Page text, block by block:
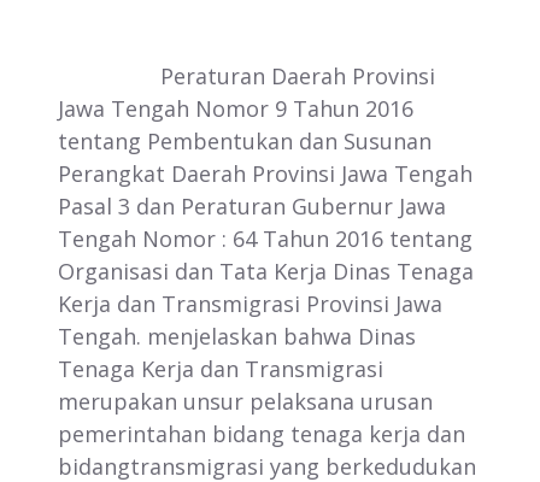
Peraturan Daerah Provinsi
Jawa Tengah Nomor 9 Tahun 2016
tentang Pembentukan dan Susunan
Perangkat Daerah Provinsi Jawa Tengah
Pasal 3 dan Peraturan Gubernur Jawa
Tengah Nomor : 64 Tahun 2016 tentang
Organisasi dan Tata Kerja Dinas Tenaga
Kerja dan Transmigrasi Provinsi Jawa
Tengah. menjelaskan bahwa Dinas
Tenaga Kerja dan Transmigrasi
merupakan unsur pelaksana urusan
pemerintahan bidang tenaga kerja dan
bidangtransmigrasi yang berkedudukan